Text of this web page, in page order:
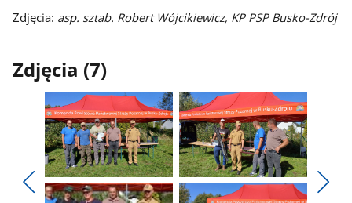
Zdjęcia: asp. sztab. Robert Wójcikiewicz, KP PSP Busko-Zdrój
Zdjęcia (7)
Pokaż
Pokaż